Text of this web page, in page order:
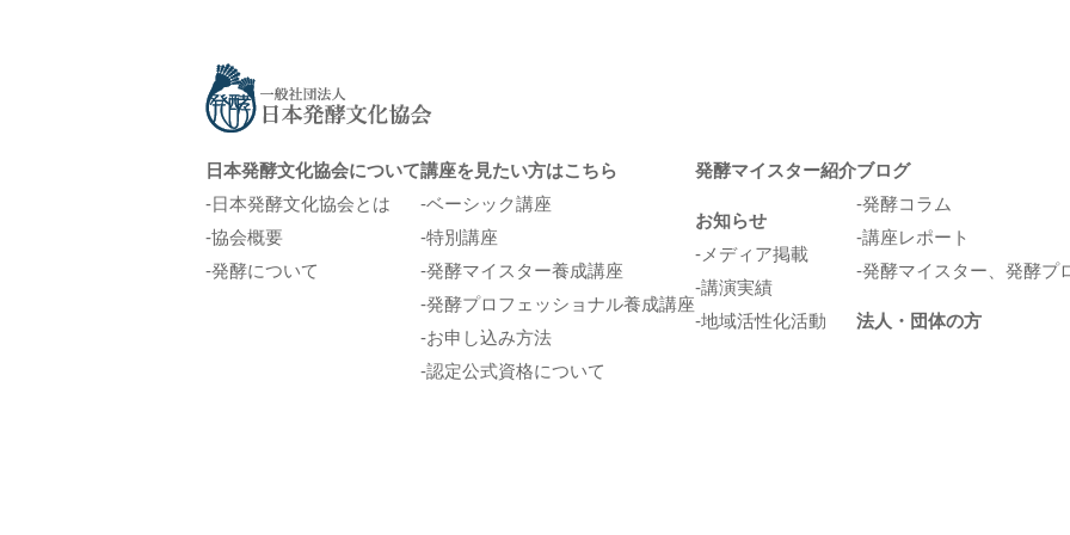
日本発酵文化協会について
日本発酵文化協会とは
協会概要
発酵について
講座を見たい方はこちら
ベーシック講座
特別講座
発酵マイスター養成講座
発酵プロフェッショナル養成講座
お申し込み方法
認定公式資格について
発酵マイスター紹介
お知らせ
メディア掲載
講演実績
地域活性化活動
ブログ
発酵コラム
講座レポート
発酵マイスター、発酵プ
法人・団体の方